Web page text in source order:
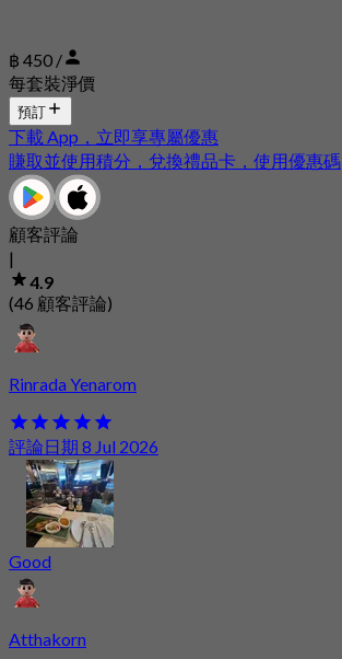
฿ 450 /
每套裝淨價
預訂
下載 App，立即享專屬優惠
賺取並使用積分，兌換禮品卡，使用優惠碼
顧客評論
|
4.9
(46 顧客評論)
Rinrada Yenarom
評論日期 8 Jul 2026
Good
Atthakorn